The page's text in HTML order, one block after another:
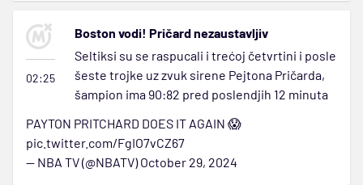
02:25
Boston vodi! Pričard nezaustavljiv
Seltiksi su se raspucali i trećoj četvrtini i posle
šeste trojke uz zvuk sirene Pejtona Pričarda,
šampion ima 90:82 pred poslendjih 12 minuta
PAYTON PRITCHARD DOES IT AGAIN 😱
pic.twitter.com/FgIO7vCZ67
— NBA TV (@NBATV)October 29, 2024